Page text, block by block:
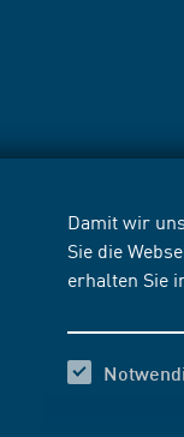
Damit wir
Sie die
erhalten Sie